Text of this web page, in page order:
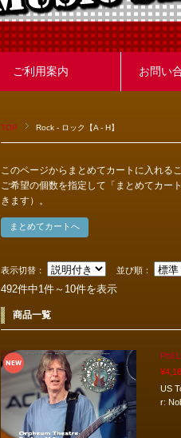
ご利用案内 お問い
TOP Rock - ロック【A - H】
このページからまとめてカートに入れる
ご希望の個数を指定して「まとめてカー
きます）。
表示切替： 並び順：
492件中1件～10件を表示
商品一覧
Phil
US
r: